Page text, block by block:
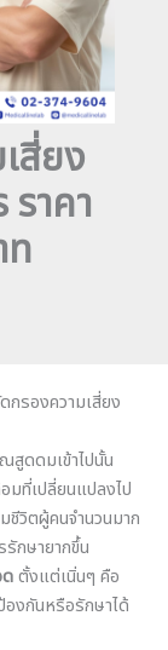
สี่ยง
าคา
กรองความเสี่ยง
สูดดมเข้าไปนั้น
มที่เปลี่ยนแปลงไป
ชีวิตผู้คนจำนวนมาก
รักษายากขึ้น
ตั้งแต่เนิ่นๆ คือ
งกันหรือรักษาได้